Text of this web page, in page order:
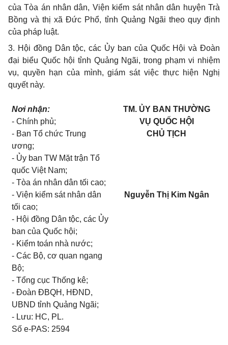
của Tòa án nhân dân, Viện kiểm sát nhân dân huyện Trà
Bồng và thị xã Đức Phổ, tỉnh Quảng Ngãi theo quy định
của pháp luật.
3. Hội đồng Dân tộc, các Ủy ban của Quốc Hội và Đoàn
đại biểu Quốc hội tỉnh Quảng Ngãi, trong phạm vi nhiệm
vụ, quyền hạn của mình, giám sát việc thực hiện Nghị
quyết này.
Nơi nhận:
- Chính phủ;
- Ban Tổ chức Trung
ương;
- Ủy ban TW Mặt trận Tổ
quốc Việt Nam;
- Tòa án nhân dân tối cao;
- Viện kiểm sát nhân dân
tối cao;
- Hội đồng Dân tộc, các Ủy
ban của Quốc hội;
- Kiểm toán nhà nước;
- Các Bộ, cơ quan ngang
Bộ;
- Tổng cục Thống kê;
- Đoàn ĐBQH, HĐND,
UBND tỉnh Quảng Ngãi;
- Lưu: HC, PL.
Số e-PAS: 2594
TM. ỦY BAN THƯỜNG
VỤ QUỐC HỘI
CHỦ TỊCH
Nguyễn ThịKim Ngân